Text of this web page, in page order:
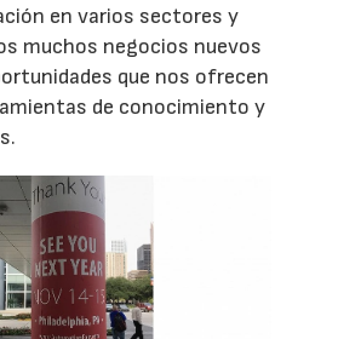
en varios sectores y
muchos negocios nuevos
que nos ofrecen
de conocimiento y